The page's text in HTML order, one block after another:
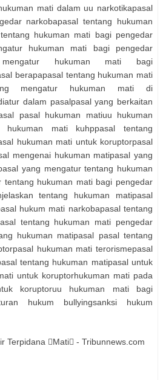
mati dalam uu narkotikapasal
narkobapasal tentang hukuman
hukuman mati bagi pengedar
hukuman mati bagi pengedar
hukuman mati bagi
berapapasal tentang hukuman mati
mengatur hukuman mati di
dalam pasalpasal yang berkaitan
pasal hukuman matiuu hukuman
hukuman mati kuhppasal tentang
hukuman mati untuk koruptorpasal
mengenai hukuman matipasal yang
yang mengatur tentang hukuman
tentang hukuman mati bagi pengedar
tentang hukuman matipasal
hukum mati narkobapasal tentang
tentang hukuman mati pengedar
hukuman matipasal pasal tentang
hukuman mati terorismepasal
tentang hukuman matipasal untuk
untuk koruptorhukuman mati pada
koruptoruu hukuman mati bagi
hukum bullyingsanksi hukum
Terpidana Mati - Tribunnews.com